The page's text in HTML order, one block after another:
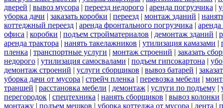
дверей | вывоз мусора | переезд недорого | аренда погрузчика |
уборка дачи | заказать коробки | переезд | монтаж зданий |
коттеджный переезд | аренда фронтального погрузчика |
офиса | коробки | подъем стройматериалов | демонтаж зданий |
аренда трактора | нанять такелажников | утилизация камазами |
пленка | транспортные услуги | монтаж строений | заказать
недорого | утилизация самосвалами | подъем гипсокартона |
демонтаж строений | услуги сборщиков | вывоз батарей |
уборка дачи от мусора | стрейч пленка | перевозка мебели |
траншей | расстановка мебели | демонтаж | услуги по подъему |
перегородок | спецтехника | нанять сборщиков | вывоз колонки
монтажу | подъем мешков | уборка коттеджа от мусора | лента |